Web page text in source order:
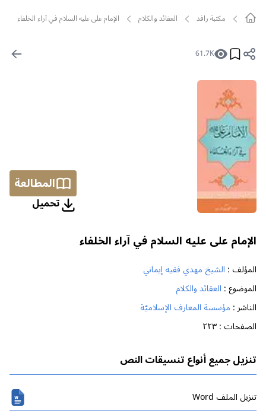
مکتبة رافد العقائد والكلام الإمام على عليه السلام في آراء الخلفاء
61.7K
المطالعة
تحمیل
الإمام على عليه السلام في آراء الخلفاء
المؤلف : الشيخ مهدي فقيه إيماني
الموضوع : العقائد والكلام
الناشر : مؤسسة المعارف الإسلاميّة
الصفحات :٢٢٣
تنزيل جميع أنواع تنسيقات النص
تنزیل الملف Word